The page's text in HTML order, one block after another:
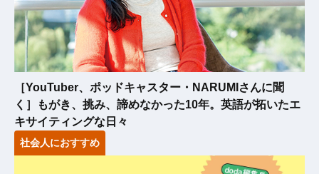
［YouTuber、ポッドキャスター・NARUMIさんに聞
く］もがき、挑み、諦めなかった10年。英語が拓いたエ
キサイティングな日々
社会人におすすめ